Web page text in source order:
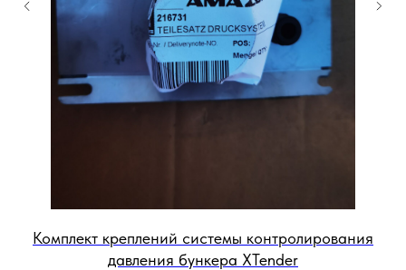
Комплект креплений системы контролирования
давления бункера XTender